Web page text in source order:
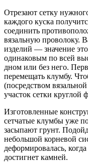
Отрезают сетку
каждого куска
соединить
вязальную проволоку.
изделий — значение
одинаковым по всей
дном или без него.
перемещать клумбу.
(посредством
участок сетки круглой
Изготовленные
сетчатые клумбы уже
засыпают грунт.
небольшой корневой
деформировалась,
достигнет камней.